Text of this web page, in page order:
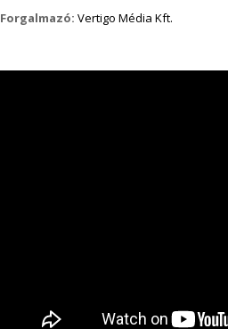
Forgalmazó: Vertigo Média Kft.